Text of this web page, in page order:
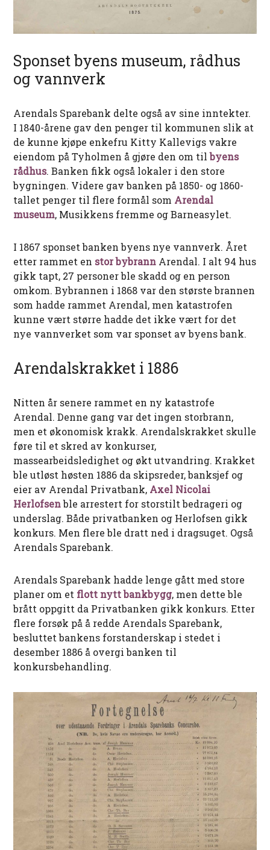
Sponset byens museum, rådhus
og vannverk
Arendals Sparebank delte også av sine inntekter.
I 1840-årene gav den penger til kommunen slik at
de kunne kjøpe enkefru Kitty Kallevigs vakre
eiendom på Tyholmen å gjøre den om tilbyens
rådhus. Banken fikk også lokaler i den store
bygningen. Videre gav banken på 1850- og 1860-
tallet penger til flere formål som Arendal
museum, Musikkens fremme og Barneasylet.
I 1867 sponset banken byens nye vannverk. Året
etter rammet en stor bybrann Arendal. I alt 94 hus
gikk tapt, 27 personer ble skadd og en person
omkom. Bybrannen i 1868 var den største brannen
som hadde rammet Arendal, men katastrofen
kunne vært større hadde det ikke vært for det
nye vannverket som var sponset av byens bank.
Arendalskrakket i 1886
Nitten år senere rammet en ny katastrofe
Arendal. Denne gang var det ingen storbrann,
men et økonomisk krakk. Arendalskrakket skulle
føre til et skred av konkurser,
massearbeidsledighet og økt utvandring. Krakket
ble utløst høsten 1886 da skipsreder, banksjef og
eier av Arendal Privatbank, Axel Nicolai
Herlofsenble arrestert for storstilt bedrageri og
underslag. Både privatbanken og Herlofsen gikk
konkurs. Men flere ble dratt ned i dragsuget. Også
Arendals Sparebank.
Arendals Sparebank hadde lenge gått med store
planer om et flott nytt bankbygg, men dette ble
brått oppgitt da Privatbanken gikk konkurs. Etter
flere forsøk på å redde Arendals Sparebank,
besluttet bankens forstanderskap i stedet i
desember 1886 å overgi banken til
konkursbehandling.